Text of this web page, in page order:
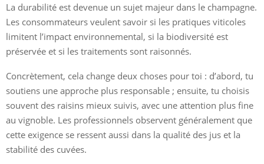
La durabilité est devenue un sujet majeur dans le champagne.
Les consommateurs veulent savoir si les pratiques viticoles
limitent l’impact environnemental, si la biodiversité est
préservée et si les traitements sont raisonnés.
Concrètement, cela change deux choses pour toi : d’abord, tu
soutiens une approche plus responsable ; ensuite, tu choisis
souvent des raisins mieux suivis, avec une attention plus fine
au vignoble. Les professionnels observent généralement que
cette exigence se ressent aussi dans la qualité des jus et la
stabilité des cuvées.